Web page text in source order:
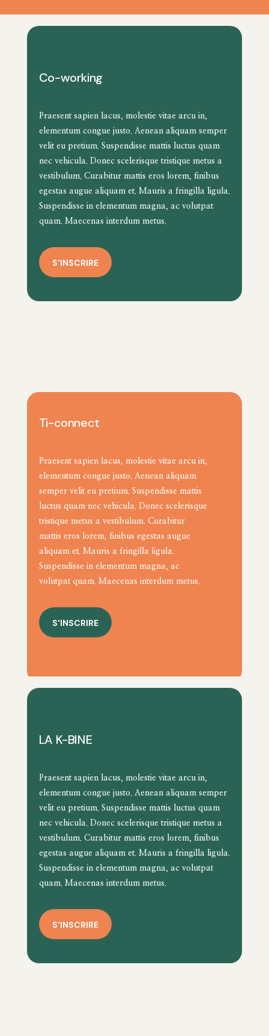
Co-working
Praesent sapien lacus, molestie vitae arcu in,
elementum congue justo. Aenean aliquam semper
velit eu pretium. Suspendisse mattis luctus quam
nec vehicula. Donec scelerisque tristique metus a
vestibulum. Curabitur mattis eros lorem, finibus
egestas augue aliquam et. Mauris a fringilla ligula.
Suspendisse in elementum magna, ac volutpat
quam. Maecenas interdum metus.
S'INSCRIRE
Ti-connect
Praesent sapien lacus, molestie vitae arcu in,
elementum congue justo. Aenean aliquam
semper velit eu pretium. Suspendisse mattis
luctus quam nec vehicula. Donec scelerisque
tristique metus a vestibulum. Curabitur
mattis eros lorem, finibus egestas augue
aliquam et. Mauris a fringilla ligula.
Suspendisse in elementum magna, ac
volutpat quam. Maecenas interdum metus.
S'INSCRIRE
LA K-BINE
Praesent sapien lacus, molestie vitae arcu in,
elementum congue justo. Aenean aliquam semper
velit eu pretium. Suspendisse mattis luctus quam
nec vehicula. Donec scelerisque tristique metus a
vestibulum. Curabitur mattis eros lorem, finibus
egestas augue aliquam et. Mauris a fringilla ligula.
Suspendisse in elementum magna, ac volutpat
quam. Maecenas interdum metus.
S'INSCRIRE